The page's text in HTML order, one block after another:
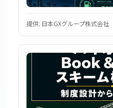
提供: 日本GXグループ株式会社